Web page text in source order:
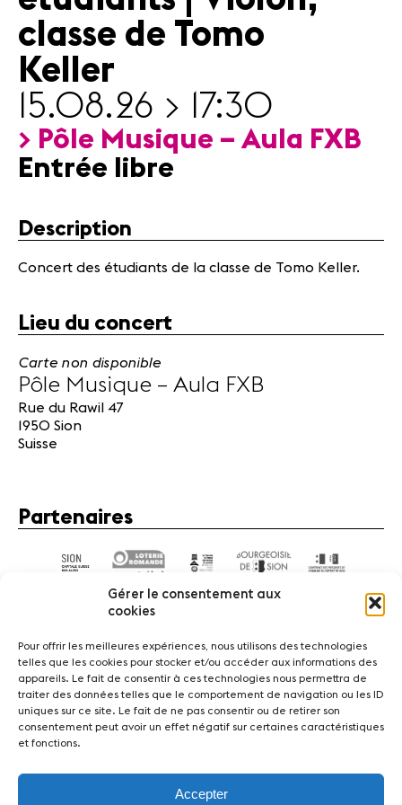
Gérer le consentement aux
cookies
Pour offrir les meilleures expériences, nous utilisons des technologies
telles que les cookies pour stocker et/ou accéder aux informations des
appareils. Le fait de consentir à ces technologies nous permettra de
traiter des données telles que le comportement de navigation ou les ID
uniques sur ce site. Le fait de ne pas consentir ou de retirer son
consentement peut avoir un effet négatif sur certaines caractéristiques
et fonctions.
Accepter
Actualités
Partenaires
Actualités
Concerts
Bénévoles
Médiation
Médias
Revue de
presse
Mentions
Contact
classe de Tomo
Keller
15.08.26 > 17:30
> Pôle Musique – Aula FXB
Entrée libre
Description
Concert des étudiants de la classe de Tomo Keller.
Lieu du concert
Carte non disponible
Pôle Musique – Aula FXB
Rue du Rawil 47
1950 Sion
Suisse
Partenaires
ActualitésConcertsBénévolesMédiation
Médias Revue de presse